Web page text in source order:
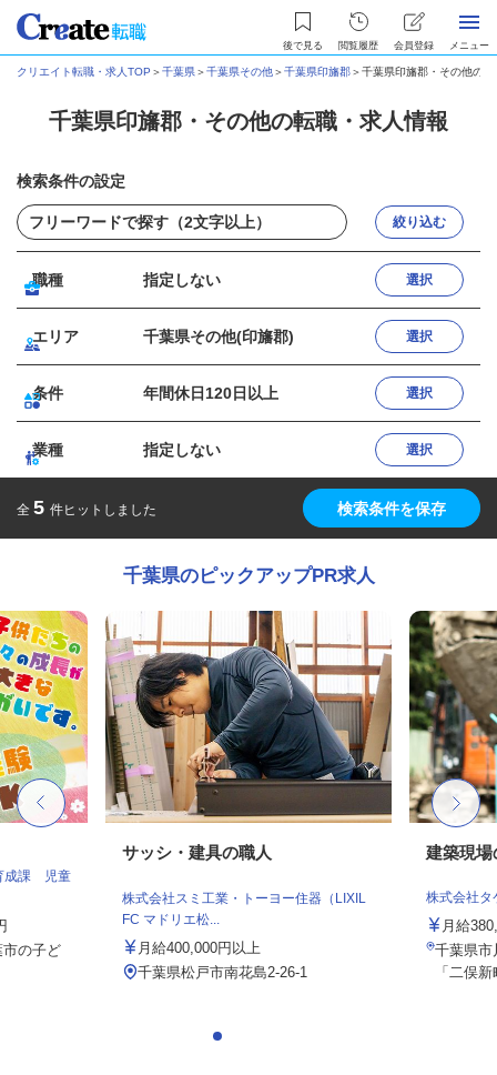
後で見る 閲覧履歴 会員登録 メニュー
クリエイト転職・求人TOP ＞千葉県＞千葉県その他＞千葉県印旛郡＞千葉県印旛郡・その他の
千葉県印旛郡・その他の転職・求人情報
検索条件の設定
絞り込む
職種 指定しない 選択
エリア 千葉県その他(印旛郡) 選択
条件 年間休日120日以上 選択
業種 指定しない 選択
全 5 件ヒットしました 検索条件を保存
千葉県のピックアップPR求人
成課 児童
の子ど
サッシ・建具の職人
株式会社スミ工業・トーヨー住器（LIXIL
FC マドリエ松...
月給400,000円以上
千葉県松戸市南花島2-26-1
建築現場
株式会社タ
月給
千葉県市
「二俣